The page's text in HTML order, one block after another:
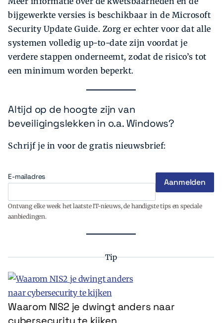
bijgewerkte versies is beschikbaar in de Microsoft
Security Update Guide. Zorg er echter voor dat alle
systemen volledig up-to-date zijn voordat je
verdere stappen onderneemt, zodat de risico’s tot
een minimum worden beperkt.
Altijd op de hoogte zijn van
beveiligingslekken in o.a. Windows?
Schrijf je in voor de gratis nieuwsbrief:
E-mailadres
Ontvang elke week het laatste IT-nieuws, de handigste tips en speciale
aanbiedingen.
Tip
Waarom NIS2 je dwingt anders naar
cybersecurity te kijken